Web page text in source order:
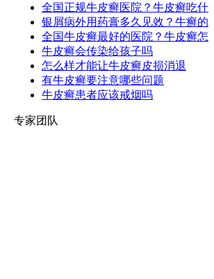
全国正规牛皮癣医院？牛皮癣吃什
银屑病外用药膏多久见效？牛癣的
全国牛皮癣最好的医院？牛皮癣怎
牛皮癣会传染给孩子吗
怎么样才能让牛皮癣皮损消退
有牛皮癣要注意哪些问题
牛皮癣患者应该戒烟吗
专家团队